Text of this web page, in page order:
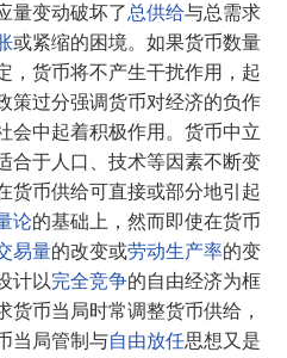
量变动破坏了总供给与总需求
或紧缩的困境。如果货币数量
，货币将不产生干扰作用，起
策过分强调货币对经济的负作
会中起着积极作用。货币中立
合于人口、技术等因素不断变
货币供给可直接或部分地引起
论的基础上，然而即使在货币
易量的改变或劳动生产率的变
计以完全竞争的自由经济为框
币当局时常调整货币供给，
当局管制与自由放任思想又是